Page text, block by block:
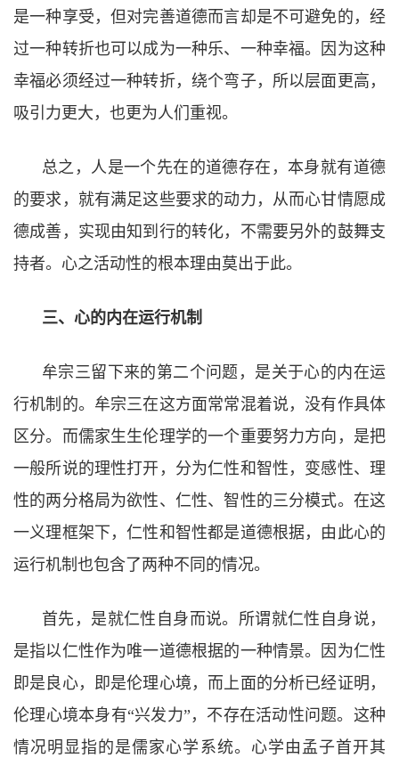
是一种享受，但对完善道德而言却是不可避免的，经
过一种转折也可以成为一种乐、一种幸福。因为这种
幸福必须经过一种转折，绕个弯子，所以层面更高，
吸引力更大，也更为人们重视。
总之，人是一个先在的道德存在，本身就有道德
的要求，就有满足这些要求的动力，从而心甘情愿成
德成善，实现由知到行的转化，不需要另外的鼓舞支
持者。心之活动性的根本理由莫出于此。
三、心的内在运行机制
牟宗三留下来的第二个问题，是关于心的内在运
行机制的。牟宗三在这方面常常混着说，没有作具体
区分。而儒家生生伦理学的一个重要努力方向，是把
一般所说的理性打开，分为仁性和智性，变感性、理
性的两分格局为欲性、仁性、智性的三分模式。在这
一义理框架下，仁性和智性都是道德根据，由此心的
运行机制也包含了两种不同的情况。
首先，是就仁性自身而说。所谓就仁性自身说，
是指以仁性作为唯一道德根据的一种情景。因为仁性
即是良心，即是伦理心境，而上面的分析已经证明，
伦理心境本身有“兴发力” ，不存在活动性问题。这种
情况明显指的是儒家心学系统。心学由孟子首开其